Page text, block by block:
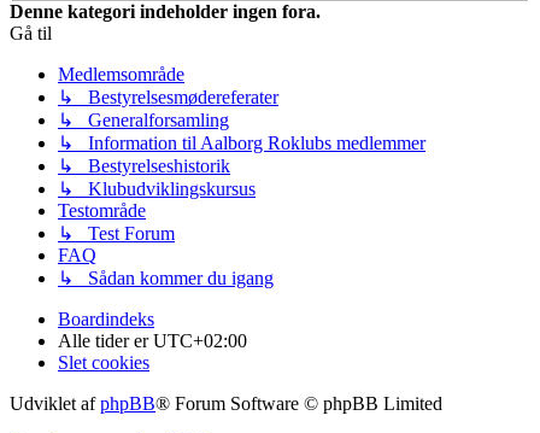
Denne kategori indeholder ingen fora.
Gå til
Medlemsområde
↳ Bestyrelsesmødereferater
↳ Generalforsamling
↳ Information til Aalborg Roklubs medlemmer
↳ Bestyrelseshistorik
↳ Klubudviklingskursus
Testområde
↳ Test Forum
FAQ
↳ Sådan kommer du igang
Boardindeks
Alle tider erUTC+02:00
Slet cookies
Udviklet afphpBB® Forum Software © phpBB Limited